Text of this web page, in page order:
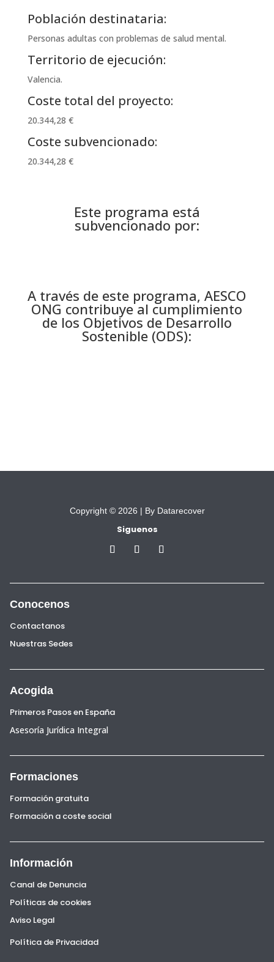
Población destinataria:
Personas adultas con problemas de salud mental.
Territorio de ejecución:
Valencia.
Coste total del proyecto:
20.344,28 €
Coste subvencionado:
20.344,28 €
Este programa está
subvencionado por:
A través de este programa, AESCO
ONG contribuye al cumplimiento
de los Objetivos de Desarrollo
Sostenible (ODS):
Copyright © 2026 | By Datarecover
Siguenos
Conocenos
Contactanos
Nuestras Sedes
Acogida
Primeros Pasos en España
Asesoría Jurídica Integral
Formaciones
Formación gratuita
Formación a coste social
Información
Canal de Denuncia
Políticas de cookies
Aviso Legal
Política de Privacidad